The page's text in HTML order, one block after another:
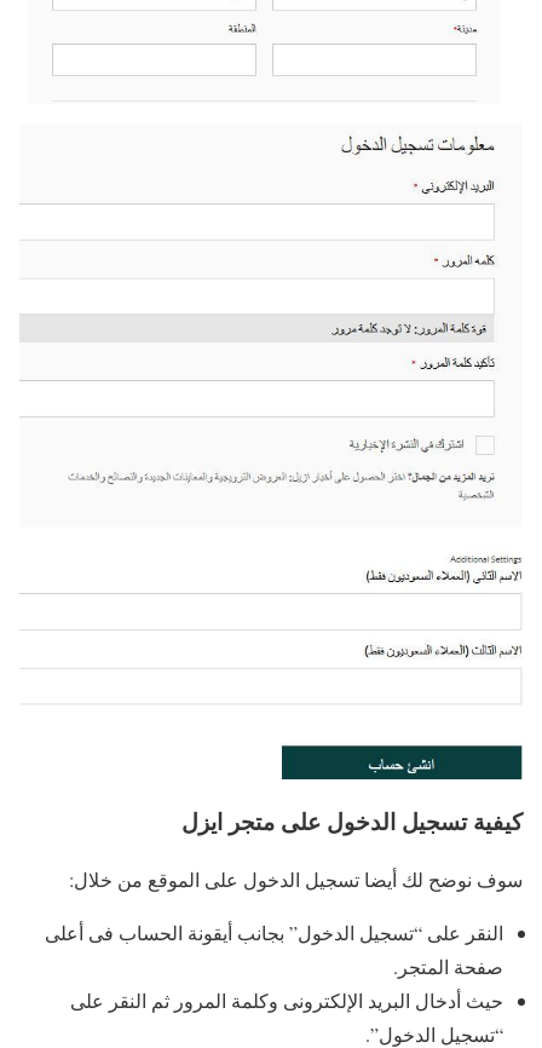
كيفية تسجيل الدخول على متجر ايزل
سوف نوضح لك أيضا تسجيل الدخول على الموقع من خلال:
النقر على “تسجيل الدخول” بجانب أيقونة الحساب فى أعلى
صفحة المتجر.
حيث أدخال البريد الإلكترونى وكلمة المرور ثم النقر على
“تسجيل الدخول”.